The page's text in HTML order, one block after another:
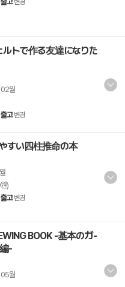
변경
トで作る友達になりた
월
고 변경
すい四柱推命の本
)
고 변경
BOOK -基本のガ-
-
월